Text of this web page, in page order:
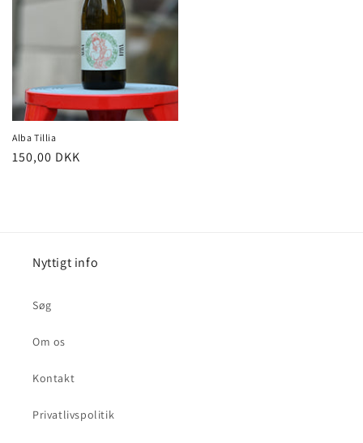
Alba Tillia
Normalpris
150,00 DKK
Nyttigt info
Søg
Om os
Kontakt
Privatlivspolitik